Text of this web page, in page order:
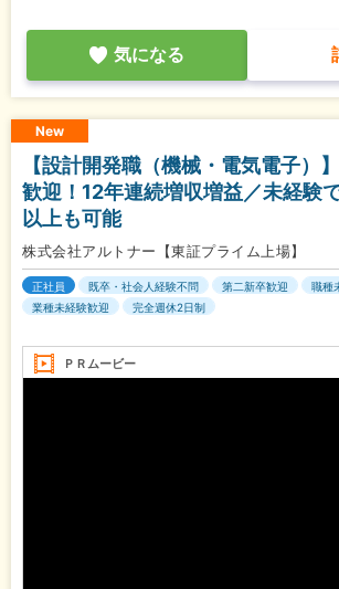
気になる
New
【設計開発職（機械・電気電子）
歓迎！12年連続増収増益／未経験
以上も可能
株式会社アルトナー【東証プライム上場】
正社員 既卒・社会人経験不問 第二新卒歓迎
職種
業種未経験歓迎
完全週休2日制
ＰＲムービー